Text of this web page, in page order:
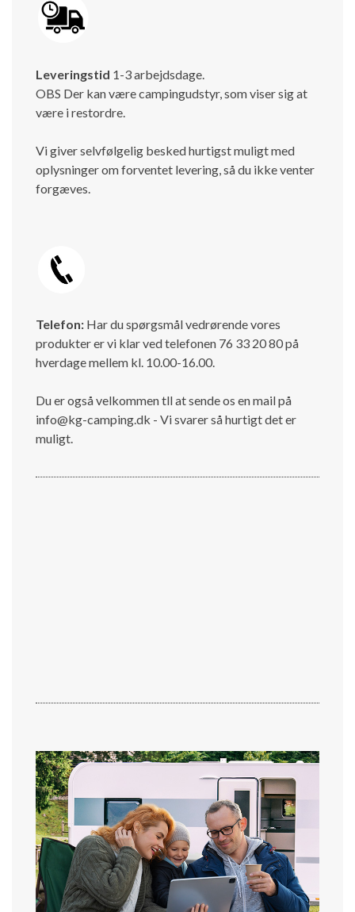
Leveringstid 1-3 arbejdsdage.
OBS Der kan være campingudstyr, som viser sig at
være i restordre.
Vi giver selvfølgelig besked hurtigst muligt med
oplysninger om forventet levering, så du ikke venter
forgæves.
Telefon: Har du spørgsmål vedrørende vores
produkter er vi klar ved telefonen 76 33 20 80 på
hverdage mellem kl. 10.00-16.00.
Du er også velkommen tll at sende os en mail på
info@kg-camping.dk - Vi svarer så hurtigt det er
muligt.